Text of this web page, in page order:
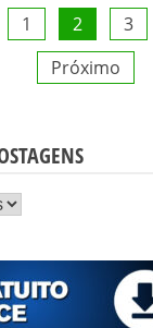
1 2 3
Próximo